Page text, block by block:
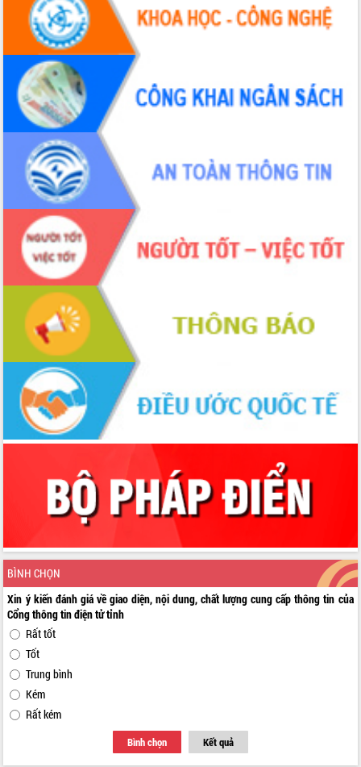
BÌNH CHỌN
Xin ý kiến đánh giá về giao diện, nội dung, chất lượng cung cấp thông tin của
Cổng thông tin điện tử tỉnh
Rất tốt
Tốt
Trung bình
Kém
Rất kém
Bình chọn Kết quả